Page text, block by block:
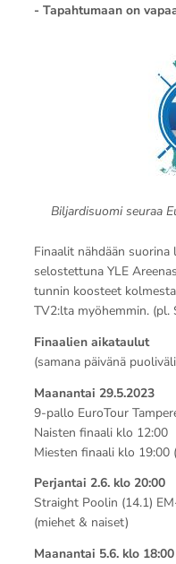
- Tapahtumaan on
Biljardisuomi seuraa
Finaalit nähdään
selostettuna YLE
tunnin koosteet
TV2:lta myöhemmin.
Finaalien aikataulut
(samana päivänä
Maanantai 29.5.2023
9-pallo EuroTour
Naisten finaali klo 12:00
Miesten finaali klo 19:00 (
Perjantai 2.6. klo 20:00
Straight Poolin (14.1)
(miehet & naiset)
Maanantai 5.6. klo